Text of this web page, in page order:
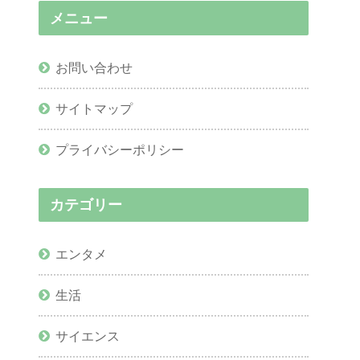
メニュー
お問い合わせ
サイトマップ
プライバシーポリシー
カテゴリー
エンタメ
生活
サイエンス